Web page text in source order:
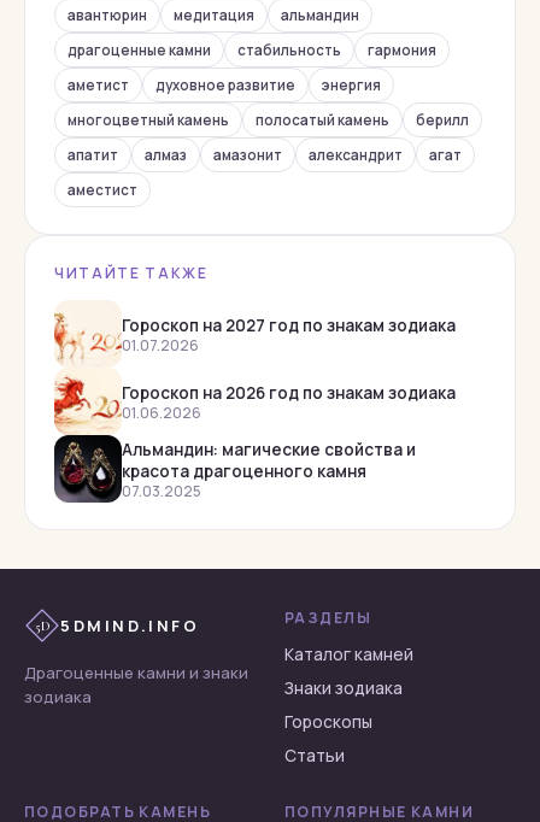
Малахит
Нефрит
Обсидиан
Оникс
Опал
Перидот
Раухтопаз
Родолит
Родонит
Рубеллит
Рубин
Сапфир
Топаз
Турмалин
Флюорит
авантюрин медитация
альмандин
драгоценные камни
стабильность
гармония
аметист
духовное развитие
энергия
многоцветный камень
полосатый камень
берилл
апатит
алмаз амазонит александрит
агат
аместист
ЧИТАЙТЕ ТАКЖЕ
Гороскоп на 2027 год по знакам зодиака
01.07.2026
Гороскоп на 2026 год по знакам зодиака
01.06.2026
Альмандин: магические свойства и
красота драгоценного камня
07.03.2025
5D 5DMIND.INFO
Драгоценные камни и знаки
зодиака
РАЗДЕЛЫ
Каталог камней
Знаки зодиака
Гороскопы
Статьи
ПОДОБРАТЬ КАМЕНЬ ПОПУЛЯРНЫЕ КАМНИ